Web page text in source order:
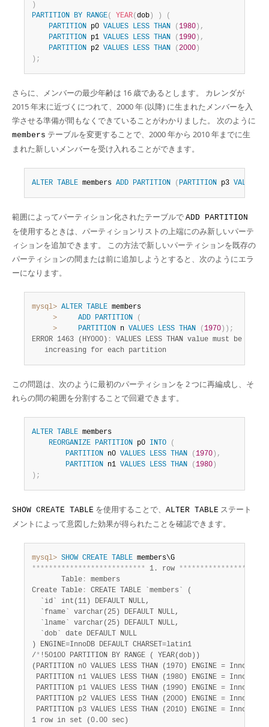
)
PARTITION BY RANGE( YEAR( dob ) )
(
PARTITION p0 VALUES LESS THAN ( 1980 ) ,
PARTITION p1 VALUES LESS THAN ( 1990 ) ,
PARTITION p2 VALUES LESS THAN ( 2000 )
) ;
さらに、メンバーの最少年齢は 16 歳であるとします。 カレンダが
2015 年末に近づくにつれて、2000 年 (以降) に生まれたメンバーを入
学させる準備が間もなくできていることがわかりました。 次のように
members テーブルを変更することで、2000 年から 2010 年までに生
まれた新しいメンバーを受け入れることができます。
ALTER TABLE members ADD PARTITION ( PARTITION p3 VALUES
範囲によってパーティション化されたテーブルで ADD PARTITION
を使用するときは、パーティションリストの上端にのみ新しいパーテ
ィションを追加できます。 この方法で新しいパーティションを既存の
パーティションの間または前に追加しようとすると、次のようにエラ
ーになります。
mysql> ALTER TABLE members
>
ADD PARTITION
(
>
PARTITION n VALUES LESS THAN ( 1970 ) ) ;
ERROR 1463 (HY000) :
VALUES LESS THAN value must be
   increasing for each partition
この問題は、次のように最初のパーティションを 2 つに再編成し、そ
れらの間の範囲を分割することで回避できます。
ALTER TABLE members
REORGANIZE PARTITION p0 INTO
(
PARTITION n0 VALUES LESS THAN ( 1970 ) ,
PARTITION n1 VALUES LESS THAN ( 1980 )
) ;
SHOW CREATE TABLE を使用することで、 ALTER TABLE ステート
メントによって意図した効果が得られたことを確認できます。
mysql> SHOW CREATE TABLE
*************************** 1. row ****************
       Table
:
members
Create Table :
CREATE TABLE `members` (
  `id` int(11) DEFAULT NULL,
  `fname` varchar(25) DEFAULT NULL,
  `lname` varchar(25) DEFAULT NULL,
  `dob` date DEFAULT NULL
) ENGINE=InnoDB DEFAULT CHARSET=latin1
/* !50100 PARTITION BY RANGE ( YEAR(dob))
(PARTITION n0 VALUES LESS THAN (1970) ENGINE = InnoDB,
PARTITION n1 VALUES LESS THAN (1980) ENGINE = InnoDB,
PARTITION p1 VALUES LESS THAN (1990) ENGINE = InnoDB,
PARTITION p2 VALUES LESS THAN (2000) ENGINE = InnoDB,
PARTITION p3 VALUES LESS THAN (2010) ENGINE = InnoDB)
1 row in set (0.00 sec)